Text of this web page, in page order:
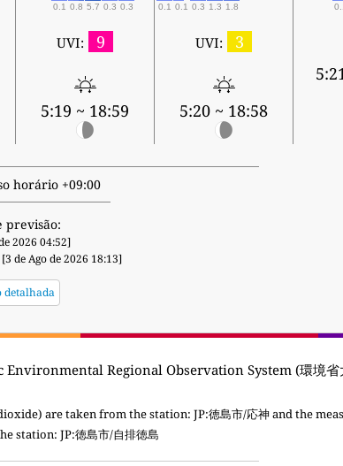
0.1 0.8 5.7 0.3 0.3 0.1 0.1 0.3 1.3 1.8
UVI: 9
5:19 ~ 18:59
UVI: 3
5:20 ~ 18:58
horário +09:00
previsão:
2026 04:52]
[3 de Ago de 2026 18:13]
detalhada
Environmental Regional Observation System (環境省
are taken from the station: JP:徳島市/応神 and the
station: JP:徳島市/自排徳島